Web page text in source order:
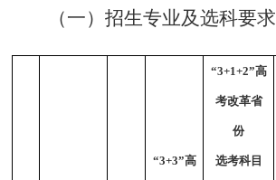
（一）招生专业及选科要求
“3+3”高
“3+1+2”高
考改革省
份
选考科目